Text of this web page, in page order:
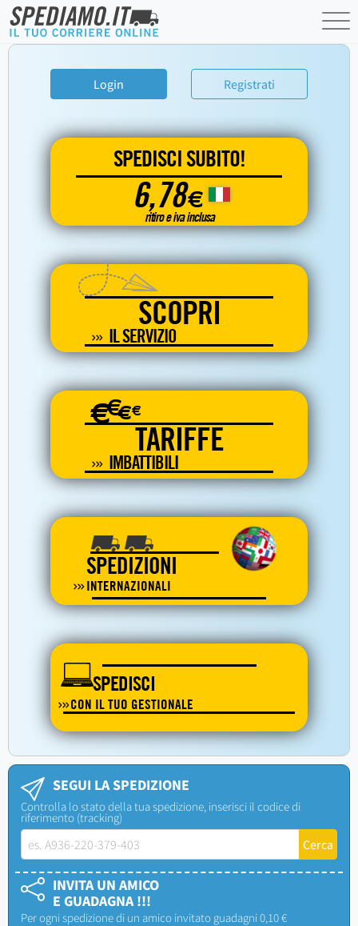
Login Registrati
SPEDISCI SUBITO!
6,78€
ritiro e iva inclusa
SCOPRI
IL SERVIZIO
€€€€
TARIFFE
IMBATTIBILI
SPEDIZIONI
INTERNAZIONALI
SPEDISCI
CON IL TUO GESTIONALE
SEGUI LA SPEDIZIONE
Controlla lo stato della tua spedizione, inserisci il codice di
riferimento (tracking)
INVITA UN AMICO
E GUADAGNA !!!
Per ogni spedizione di un amico invitato guadagni 0,10 €